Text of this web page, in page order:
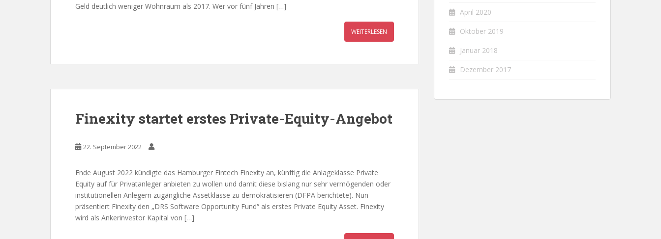
Geld deutlich weniger Wohnraum als 2017. Wer vor fünf Jahren […]
WEITERLESEN
Finexity startet erstes Private-Equity-Angebot
22. September 2022
Ende August 2022 kündigte das Hamburger Fintech Finexity an, künftig die Anlageklasse Private
Equity auf für Privatanleger anbieten zu wollen und damit diese bislang nur sehr vermögenden oder
institutionellen Anlegern zugängliche Assetklasse zu demokratisieren (DFPA berichtete). Nun
präsentiert Finexity den „DRS Software Opportunity Fund“ als erstes Private Equity Asset. Finexity
wird als Ankerinvestor Kapital von […]
April 2020
Oktober 2019
Januar 2018
Dezember 2017